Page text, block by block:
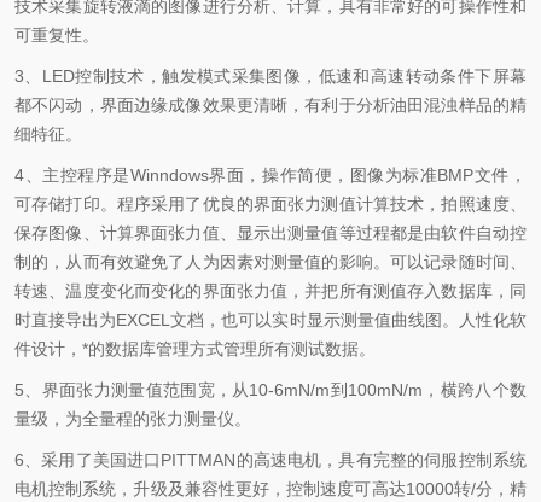
技术采集旋转液滴的图像进行分析、计算，具有非常好的可操作性和
可重复性。
3、LED控制技术，触发模式采集图像，低速和高速转动条件下屏幕
都不闪动，界面边缘成像效果更清晰，有利于分析油田混浊样品的精
细特征。
4、主控程序是Winndows界面，操作简便，图像为标准BMP文件，
可存储打印。程序采用了优良的界面张力测值计算技术，拍照速度、
保存图像、计算界面张力值、显示出测量值等过程都是由软件自动控
制的，从而有效避免了人为因素对测量值的影响。可以记录随时间、
转速、温度变化而变化的界面张力值，并把所有测值存入数据库，同
时直接导出为EXCEL文档，也可以实时显示测量值曲线图。人性化软
件设计，*的数据库管理方式管理所有测试数据。
5、界面张力测量值范围宽，从10-6mN/m到100mN/m，横跨八个数
量级，为全量程的张力测量仪。
6、采用了美国进口PITTMAN的高速电机，具有完整的伺服控制系统
电机控制系统，升级及兼容性更好，控制速度可高达10000转/分，精